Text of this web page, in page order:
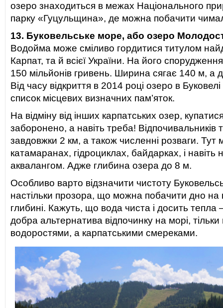
озеро знаходиться в межах Національного
парку «Гуцульщина», де можна побачити
13. Буковельське море, або озеро
Водойма може сміливо гордитися титулом
Карпат, та й всієї України. На його
150 мільйонів гривень. Ширина сягає 140 м, а
Від часу відкриття в 2014 році озеро в
список місцевих визначних пам’яток.
На відміну від інших карпатських озер,
заборонено, а навіть треба! Відпочивальників
завдовжки 2 км, а також численні розваги. Тут
катамаранах, гідроциклах, байдарках, і навіть
аквалангом. Адже глибина озера до 8 м.
Особливо варто відзначити чистоту
настільки прозора, що можна побачити дно на
глибині. Кажуть, що вода чиста і досить
добра альтернатива відпочинку на морі,
водоростями, а карпатськими смереками.